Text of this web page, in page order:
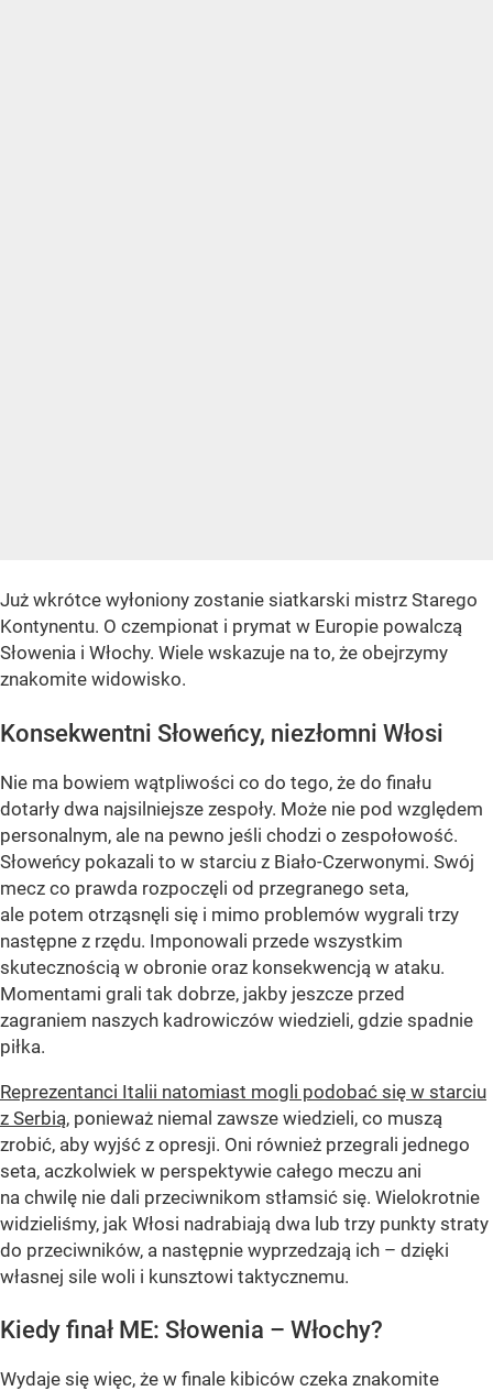
Już wkrótce wyłoniony zostanie siatkarski mistrz Starego
Kontynentu. O czempionat i prymat w Europie powalczą
Słowenia i Włochy. Wiele wskazuje na to, że obejrzymy
znakomite widowisko.
Konsekwentni Słoweńcy, niezłomni Włosi
Nie ma bowiem wątpliwości co do tego, że do finału
dotarły dwa najsilniejsze zespoły. Może nie pod względem
personalnym, ale na pewno jeśli chodzi o zespołowość.
Słoweńcy pokazali to w starciu z Biało-Czerwonymi. Swój
mecz co prawda rozpoczęli od przegranego seta,
ale potem otrząsnęli się i mimo problemów wygrali trzy
następne z rzędu. Imponowali przede wszystkim
skutecznością w obronie oraz konsekwencją w ataku.
Momentami grali tak dobrze, jakby jeszcze przed
zagraniem naszych kadrowiczów wiedzieli, gdzie spadnie
piłka.
Reprezentanci Italii natomiast mogli podobać się w starciu
z Serbią, ponieważ niemal zawsze wiedzieli, co muszą
zrobić, aby wyjść z opresji. Oni również przegrali jednego
seta, aczkolwiek w perspektywie całego meczu ani
na chwilę nie dali przeciwnikom stłamsić się. Wielokrotnie
widzieliśmy, jak Włosi nadrabiają dwa lub trzy punkty straty
do przeciwników, a następnie wyprzedzają ich – dzięki
własnej sile woli i kunsztowi taktycznemu.
Kiedy finał ME: Słowenia – Włochy?
Wydaje się więc, że w finale kibiców czeka znakomite